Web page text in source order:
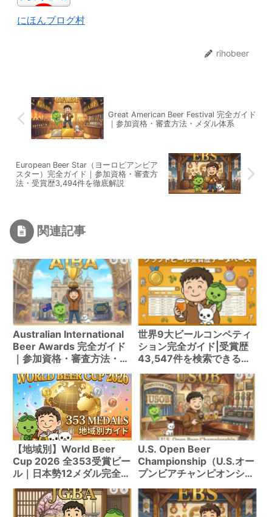
にほんブログ村
rihobeer
Great American Beer Festival 完全ガイド
｜参加資格・審査方法・メダル体系
European Beer Star（ヨーロピアンビア
スター）完全ガイド｜参加資格・審査方
法・受賞歴3,494件を徹底解説
関連記事
Australian International
Beer Awards 完全ガイド
｜参加資格・審査方法・メ
ダル体系
世界9大ビールコンペティ
ション完全ガイド|受賞歴
43,547件を検索できる無
料データベース
【地域別】World Beer
Cup 2026 全353受賞ビー
ル｜日本勢12メダル完全収
録
U.S. Open Beer
Championship（U.S.オー
プンビアチャンピオンシッ
プ）完全ガイド｜参加資
格・審査方法・受賞歴
5,697件を徹底解説